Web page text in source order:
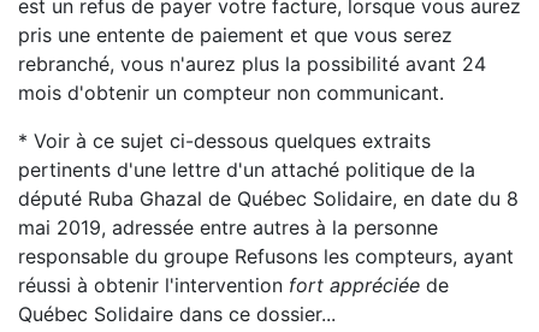
est un refus de payer votre facture, lorsque vous aurez
pris une entente de paiement et que vous serez
rebranché, vous n'aurez plus la possibilité avant 24
mois d'obtenir un compteur non communicant.
* Voir à ce sujet ci-dessous quelques extraits
pertinents d'une lettre d'un attaché politique de la
député Ruba Ghazal de Québec Solidaire, en date du 8
mai 2019, adressée entre autres à la personne
responsable du groupe Refusons les compteurs, ayant
réussi à obtenir l'intervention fort appréciée de
Québec Solidaire dans ce dossier...